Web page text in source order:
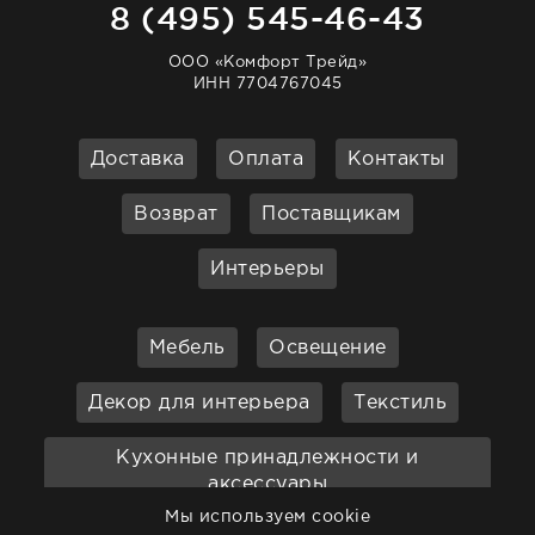
8 (495) 545-46-43
ООО «Комфорт Трейд»
ИНН 7704767045
Доставка Оплата Контакты
Возврат Поставщикам
Интерьеры
Мебель Освещение
Декор для интерьера Текстиль
Кухонные принадлежности и
аксессуары
Мы используем cookie